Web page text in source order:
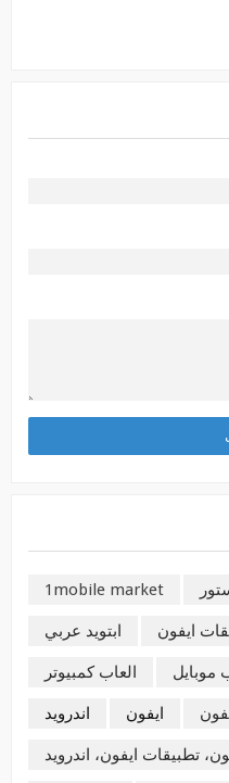
1mobile market
ابتويد عربي ايفون
العاب كمبيوتر موبايل
اندرويد ايفون
تطبيقات ايفون، اندرويد